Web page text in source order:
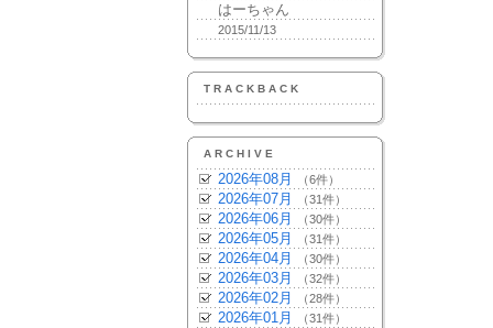
はーちゃん
2015/11/13
TRACKBACK
ARCHIVE
2026年08月 （6件）
2026年07月 （31件）
2026年06月 （30件）
2026年05月 （31件）
2026年04月 （30件）
2026年03月 （32件）
2026年02月 （28件）
2026年01月 （31件）